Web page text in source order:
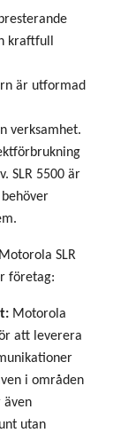
kraftfull
är utformad
verksamhet.
SLR 5500 är
SLR
företag:
Motorola
att leverera
i områden
även
utan